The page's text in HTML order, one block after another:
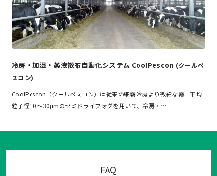
冷房・加湿・薬液散布自動化システム CoolPescon (クールペ
スコン)
CoolPescon（クールペスコン）は従来の細霧冷房より微細な霧、平均
粒子径10～30μmのセミドライフォグを用いて、冷房・…
FAQ